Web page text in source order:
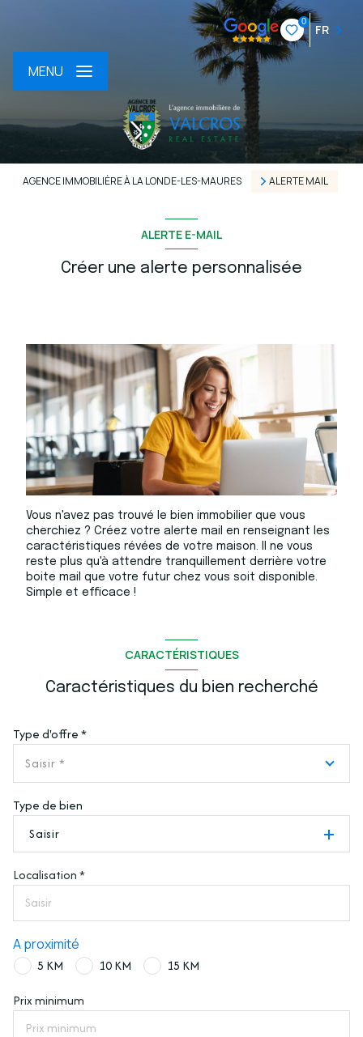
0
FR
MENU
AGENCE IMMOBILIÈRE À LA LONDE-LES-MAURES ALERTE MAIL
ALERTE E-MAIL
Créer une alerte personnalisée
Vous n'avez pas trouvé le bien immobilier que vous
cherchiez ? Créez votre alerte mail en renseignant les
caractéristiques révées de votre maison. Il ne vous
reste plus qu'à attendre tranquillement derrière votre
boite mail que votre futur chez vous soit disponible.
Simple et efficace !
CARACTÉRISTIQUES
Caractéristiques du bien recherché
Type d'offre *
Saisir *
Type de bien
Saisir
Localisation *
A proximité
5 KM 10 KM 15 KM
Prix minimum